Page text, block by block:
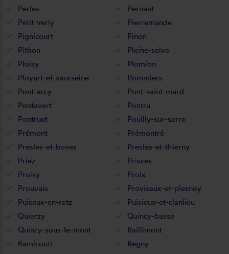
Perles
Pernant
Petit-verly
Pierremande
Pignicourt
Pinon
Pithon
Pleine-selve
Ploisy
Plomion
Ployart-et-vaurseine
Pommiers
Pont-arcy
Pont-saint-mard
Pontavert
Pontru
Pontruet
Pouilly-sur-serre
Prémont
Prémontré
Presles-et-boves
Presles-et-thierny
Priez
Prisces
Proisy
Proix
Prouvais
Proviseux-et-plesnoy
Puiseux-en-retz
Puisieux-et-clanlieu
Quierzy
Quincy-basse
Quincy-sous-le-mont
Raillimont
Ramicourt
Regny